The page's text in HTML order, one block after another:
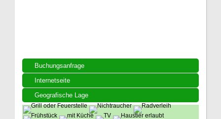
Buchungsanfrage
Internetseite
Geografische Lage